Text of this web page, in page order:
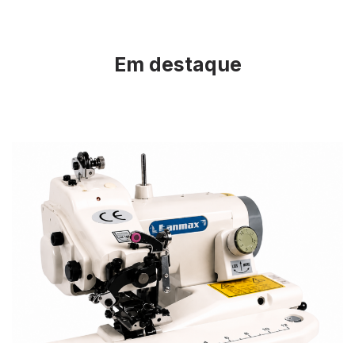
Em destaque